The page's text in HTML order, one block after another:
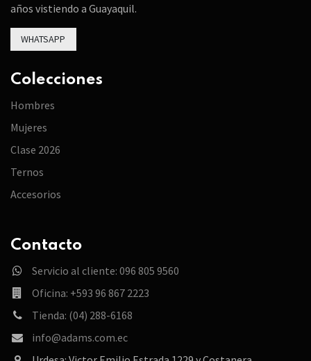
años vistiendo a Guayaquil.
WHATSAPP
Colecciones
Hombres
Mujeres
Clase 2026
Ternos
Accesorios
Contacto
Servicio al cliente: 096 805 9560
Oficina: +593 96 867 2223
Tienda: (04) 288-6168
info@adams.com.ec